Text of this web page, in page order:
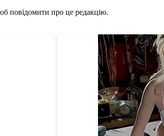
повідомити про це редакцію.